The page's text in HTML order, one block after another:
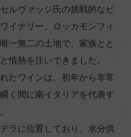
ルヴァッジ氏の挑戦的なビ
イナリー。ロッカモンフィ
一無二の土地で、家族とと
情熱を注いできました。
たワインは、初年から非常
く間に南イタリアを代表す
ラに位置しており、水分供